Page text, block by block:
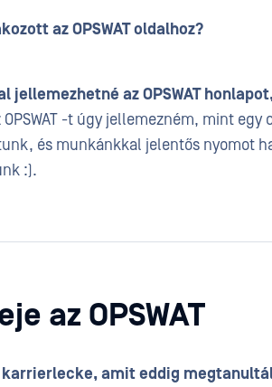
az OPSWAT oldalhoz?
jellemezhetné az OPSWAT
OPSWAT -t úgy jellemezném, mint
és munkánkkal jelentős nyomot
:).
az OPSWAT
karrierlecke, amit eddig